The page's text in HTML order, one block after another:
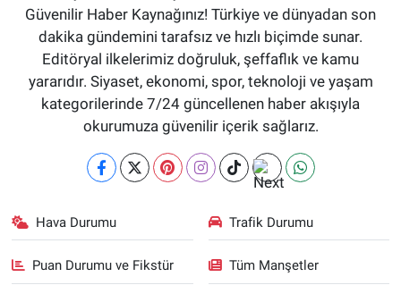
Güvenilir Haber Kaynağınız! Türkiye ve dünyadan son
dakika gündemini tarafsız ve hızlı biçimde sunar.
Editöryal ilkelerimiz doğruluk, şeffaflık ve kamu
yararıdır. Siyaset, ekonomi, spor, teknoloji ve yaşam
kategorilerinde 7/24 güncellenen haber akışıyla
okurumuza güvenilir içerik sağlarız.
Hava Durumu Trafik Durumu
Puan Durumu ve Fikstür Tüm Manşetler